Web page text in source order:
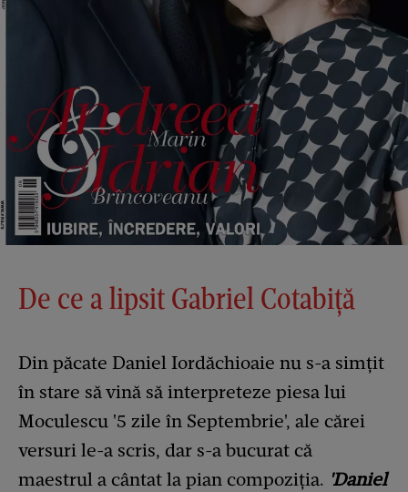
De ce a lipsit Gabriel Cotabiță
Din păcate Daniel Iordăchioaie nu s-a simțit
în stare să vină să interpreteze piesa lui
Moculescu '5 zile în Septembrie', ale cărei
versuri le-a scris, dar s-a bucurat că
maestrul a cântat la pian compoziția. 'Daniel